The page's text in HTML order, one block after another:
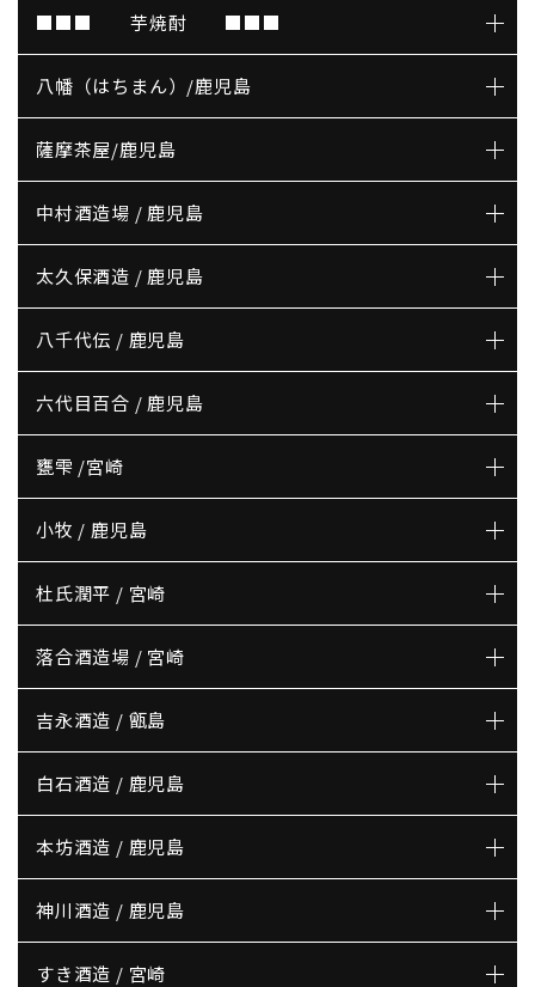
■■■ 芋焼酎 ■■■
八幡（はちまん）/鹿児島
薩摩茶屋/鹿児島
中村酒造場 / 鹿児島
太久保酒造 / 鹿児島
八千代伝 / 鹿児島
六代目百合 / 鹿児島
甕雫 /宮崎
小牧 / 鹿児島
杜氏潤平 / 宮崎
落合酒造場 / 宮崎
吉永酒造 / 甑島
白石酒造 / 鹿児島
本坊酒造 / 鹿児島
神川酒造 / 鹿児島
すき酒造 / 宮崎